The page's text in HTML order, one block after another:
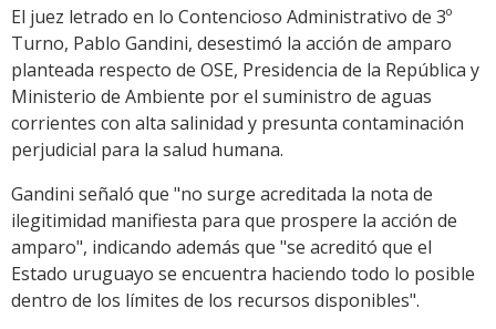
Link
El juez letrado en lo Contencioso Administrativo de 3º
Turno, Pablo Gandini, desestimó la acción de amparo
planteada respecto de OSE, Presidencia de la República y
Ministerio de Ambiente por el suministro de aguas
corrientes con alta salinidad y presunta contaminación
perjudicial para la salud humana.
Gandini señaló que "no surge acreditada la nota de
ilegitimidad manifiesta para que prospere la acción de
amparo", indicando además que "se acreditó que el
Estado uruguayo se encuentra haciendo todo lo posible
dentro de los límites de los recursos disponibles".